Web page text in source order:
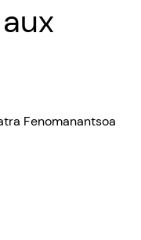
aux
Fenomanantsoa